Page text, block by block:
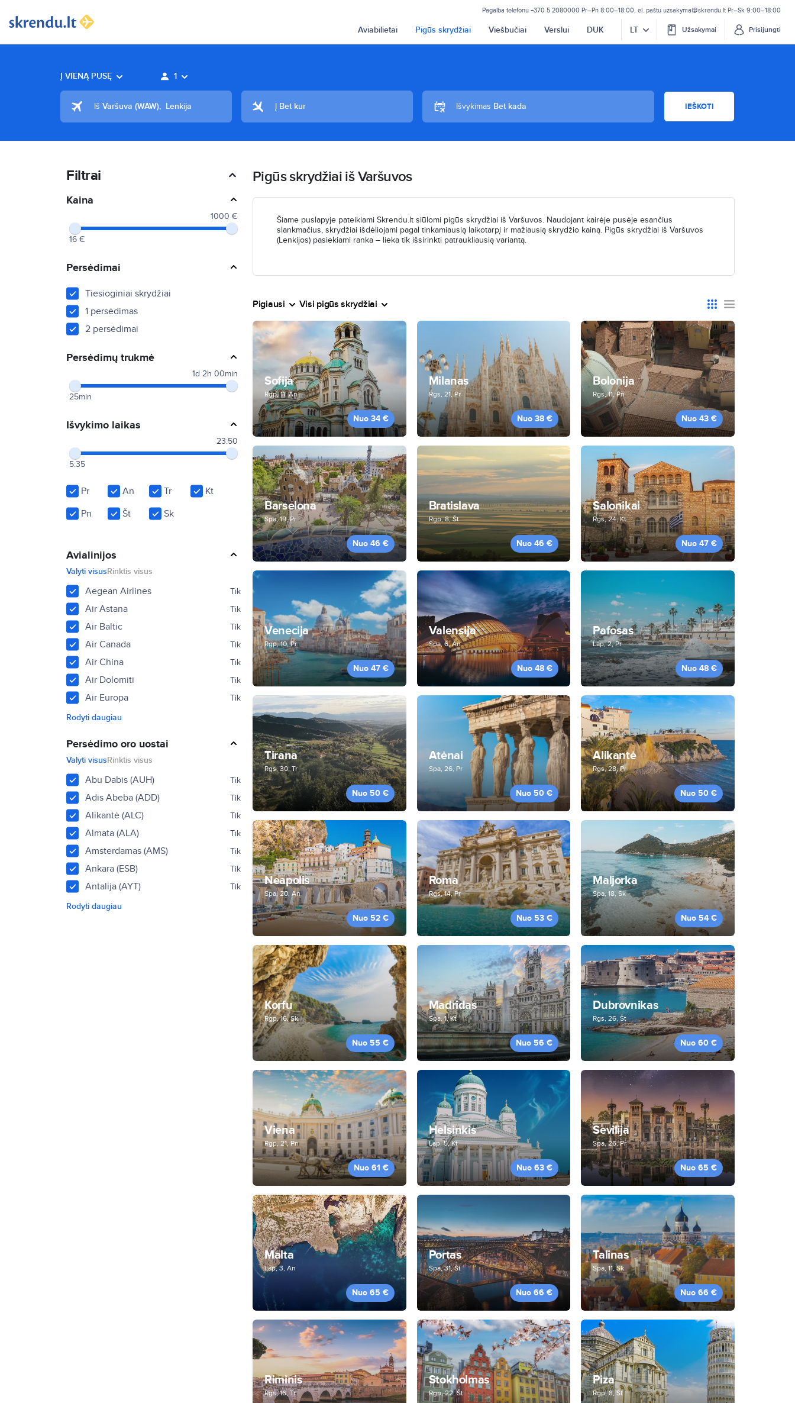
Pagalba telefonu +370 5 2080000 Pr–Pn 8:00–18:00, el. paštu uzsakymai@skrendu.lt Pr–Sk 9:00–18:00
Aviabilietai Pigūs skrydžiai Viešbučiai Verslui DUK LT Užsakymai Prisijungti
Į VIENĄ PUSĘ 1
Iš Varšuva (WAW), Lenkija Į Bet kur Išvykimas Bet kada IEŠKOTI
Filtrai
Kaina
16 €
1000 €
Persėdimai
Tiesioginiai skrydžiai
1 persėdimas
2 persėdimai
Persėdimų trukmė
25min
1d 2h 00min
Išvykimo laikas
5:35
23:50
Pr An Tr
Kt
Pn
Št Sk
Avialinijos
Valyti visusRinktis visus
Aegean Airlines Tik
Air Astana Tik
Air Baltic Tik
Air Canada Tik
Air China Tik
Air Dolomiti Tik
Air Europa
Tik
Rodyti daugiau
Persėdimo oro uostai
Valyti visusRinktis visus
Abu Dabis (AUH) Tik
Adis Abeba (ADD) Tik
Alikantė (ALC) Tik
Almata (ALA) Tik
Amsterdamas (AMS) Tik
Ankara (ESB) Tik
Antalija (AYT)
Tik
Rodyti daugiau
Pigūs skrydžiai iš Varšuvos
Šiame puslapyje pateikiami Skrendu.lt siūlomi pigūs skrydžiai iš Varšuvos. Naudojant kairėje pusėje esančius
slankmačius, skrydžiai išdėliojami pagal tinkamiausią laikotarpį ir mažiausią skrydžio kainą. Pigūs skrydžiai iš Varšuvos
(Lenkijos) pasiekiami ranka – lieka tik išsirinkti patraukliausią variantą.
Pigiausi Visi pigūs skrydžiai
Sofija
Rgp, 11, An
Nuo 34 €
Milanas
Rgs, 21, Pr
Nuo 38 €
Bolonija
Rgs, 11, Pn
Nuo 43 €
Barselona
Spa, 19, Pr
Nuo 46 €
Bratislava
Rgp, 8, Št
Nuo 46 €
Salonikai
Rgs, 24, Kt
Nuo 47 €
Venecija
Rgp, 10, Pr
Nuo 47 €
Valensija
Spa, 6, An
Nuo 48 €
Pafosas
Lap, 2, Pr
Nuo 48 €
Tirana
Rgs, 30, Tr
Nuo 50 €
Atėnai
Spa, 26, Pr
Nuo 50 €
Alikantė
Rgs, 28, Pr
Nuo 50 €
Neapolis
Spa, 20, An
Nuo 52 €
Roma
Rgs, 14, Pr
Nuo 53 €
Maljorka
Spa, 18, Sk
Nuo 54 €
Korfu
Rgp, 16, Sk
Nuo 55 €
Madridas
Spa, 1, Kt
Nuo 56 €
Dubrovnikas
Rgs, 26, Št
Nuo 60 €
Viena
Rgp, 21, Pn
Nuo 61 €
Helsinkis
Lap, 5, Kt
Nuo 63 €
Sevilija
Spa, 26, Pr
Nuo 65 €
Malta
Lap, 3, An
Nuo 65 €
Portas
Spa, 31, Št
Nuo 66 €
Talinas
Spa, 11, Sk
Nuo 66 €
Riminis
Rgs, 16, Tr
Stokholmas
Rgp, 22, Št
Piza
Rgp, 8, Št